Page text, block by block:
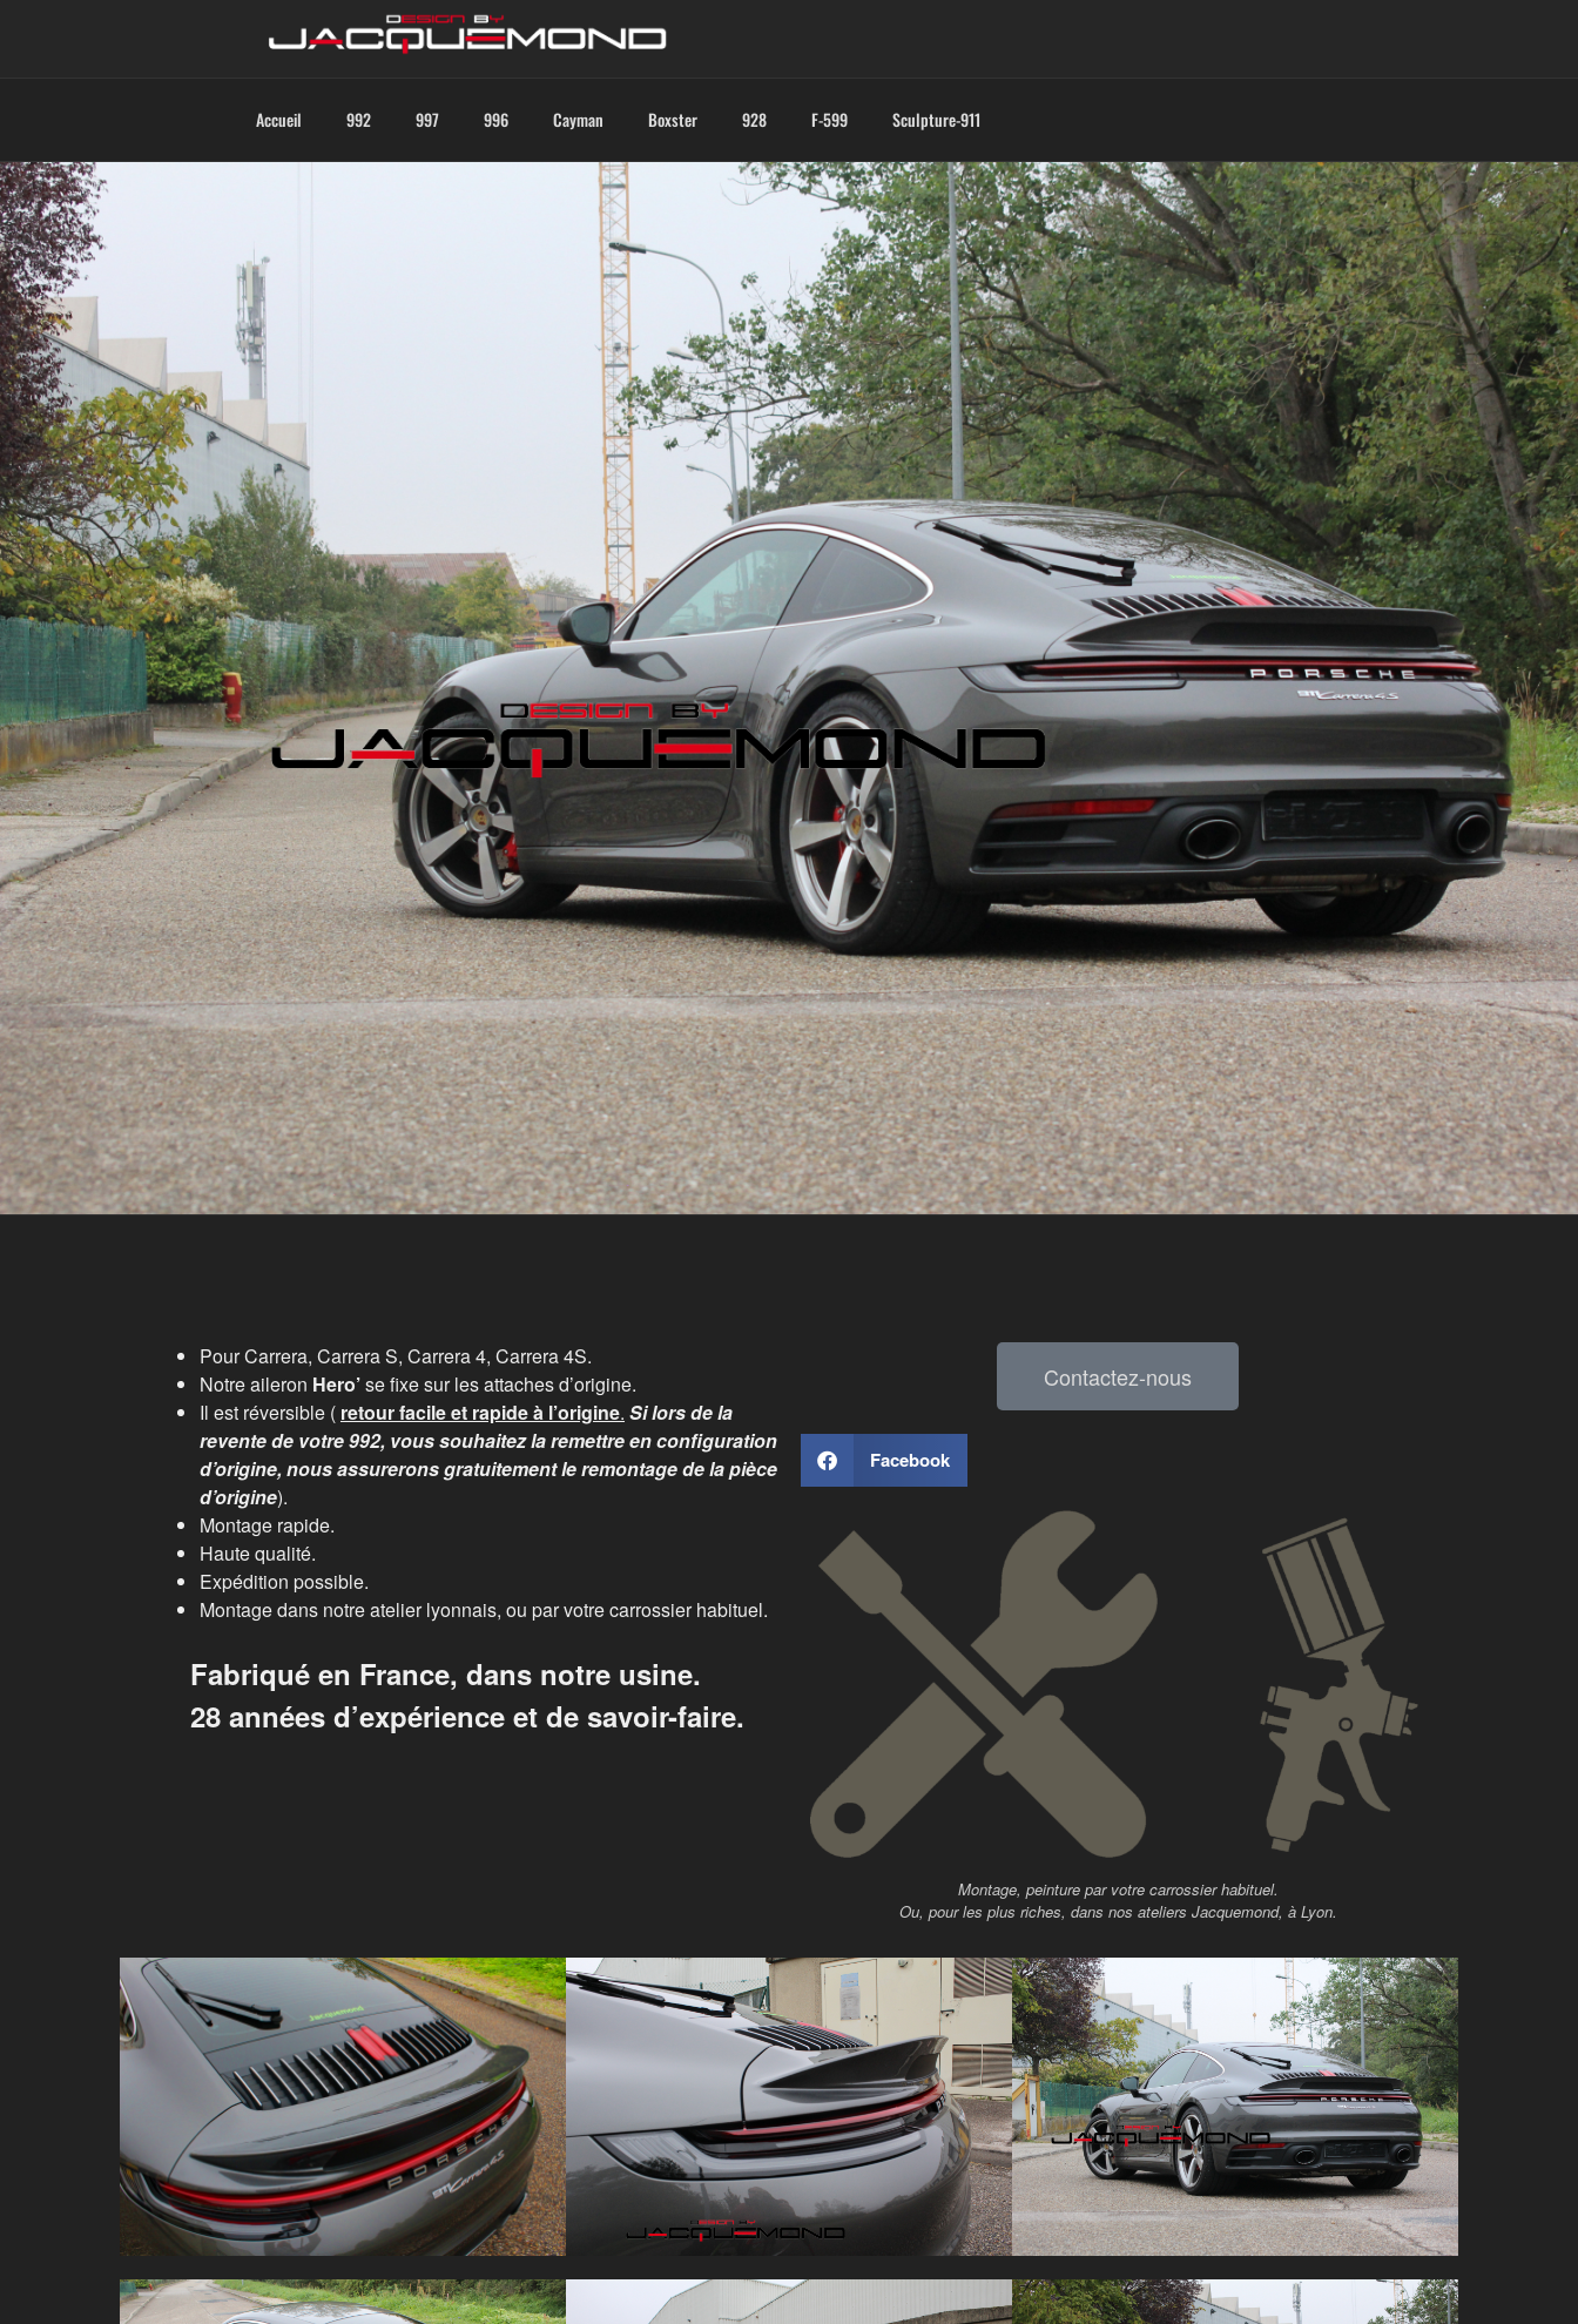
Accueil 992 997 996 Cayman Boxster 928 F-599 Sculpture-911
Pour Carrera, Carrera S, Carrera 4, Carrera 4S.
Notre aileron Hero’se fixe sur les attaches d’origine.
Il est réversible ( retour facile et rapide à l’origine. Si lors de la
revente de votre 992, vous souhaitez la remettre en configuration
d’origine, nous assurerons gratuitement le remontage de la pièce
d’origine).
Montage rapide.
Haute qualité.
Expédition possible.
Montage dans notre atelier lyonnais, ou par votre carrossier habituel.
Fabriqué en France, dans notre usine.
28 années d’expérience et de savoir-faire.
Contactez-nous
Facebook
Montage, peinture par votre carrossier habituel.
Ou, pour les plus riches, dans nos ateliers Jacquemond, à Lyon.